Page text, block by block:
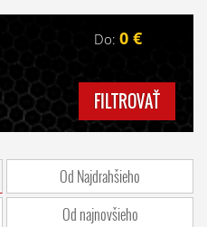
Do: 0 €
FILTROVAŤ
Od Najdrahšieho
Od najnovšieho